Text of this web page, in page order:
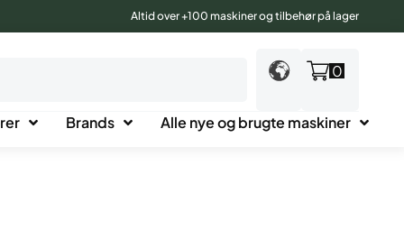
Altid over +100 maskiner og tilbehør på lager
0
Brands Alle nye og brugte maskiner